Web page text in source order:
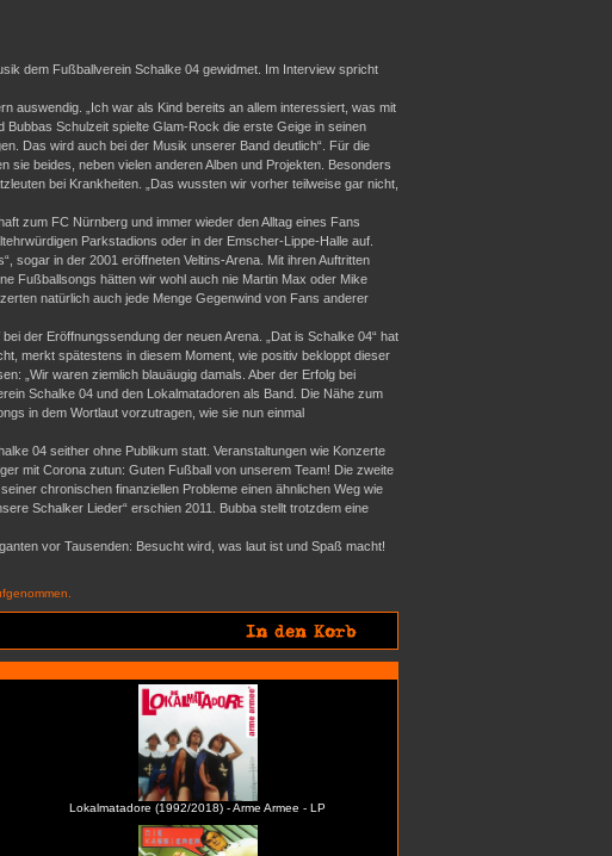
dem Fußballverein Schalke 04 gewidmet. Im Interview spricht
auswendig. „Ich war als Kind bereits an allem interessiert, was mit
Schulzeit spielte Glam-Rock die erste Geige in seinen
Das wird auch bei der Musik unserer Band deutlich“. Für die
beides, neben vielen anderen Alben und Projekten. Besonders
bei Krankheiten. „Das wussten wir vorher teilweise gar nicht,
zum FC Nürnberg und immer wieder den Alltag eines Fans
Parkstadions oder in der Emscher-Lippe-Halle auf.
sogar in der 2001 eröffneten Veltins-Arena. Mit ihren Auftritten
Fußballsongs hätten wir wohl auch nie Martin Max oder Mike
natürlich auch jede Menge Gegenwind von Fans anderer
der Eröffnungssendung der neuen Arena. „Dat is Schalke 04“ hat
merkt spätestens in diesem Moment, wie positiv bekloppt dieser
„Wir waren ziemlich blauäugig damals. Aber der Erfolg bei
Schalke 04 und den Lokalmatadoren als Band. Die Nähe zum
in dem Wortlaut vorzutragen, wie sie nun einmal
04 seither ohne Publikum statt. Veranstaltungen wie Konzerte
mit Corona zutun: Guten Fußball von unserem Team! Die zweite
chronischen finanziellen Probleme einen ähnlichen Weg wie
Schalker Lieder“ erschien 2011. Bubba stellt trotzdem eine
vor Tausenden: Besucht wird, was laut ist und Spaß macht!
Lokalmatadore (1992/2018) - Arme Armee - LP